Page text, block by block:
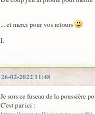
... et merci pour vos retours
I.
26-02-2022 11:48
Je sors ce fuseau de la poussière
C'est par ici :